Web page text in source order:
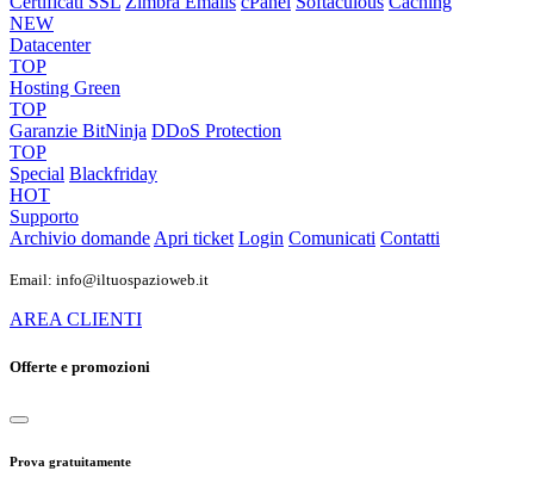
NEW
Datacenter
TOP
Hosting Green
TOP
Garanzie BitNinja DDoS Protection
TOP
Special Blackfriday
HOT
Supporto
Archivio domandeApri ticket Login Comunicati Contatti
Email: info@iltuospazioweb.it
AREA CLIENTI
Offerte e promozioni
Prova gratuitamente